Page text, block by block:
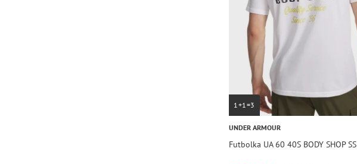
1+1=3
UNDER ARMOUR
Futbolka UA 60 40S BODY SHOP SS